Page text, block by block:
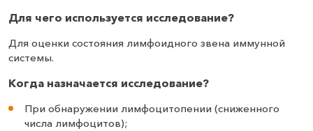
Для чего используется исследование?
Для оценки состояния лимфоидного звена иммунной
системы.
Когда назначается исследование?
При обнаружении лимфоцитопении (сниженного
числа лимфоцитов);